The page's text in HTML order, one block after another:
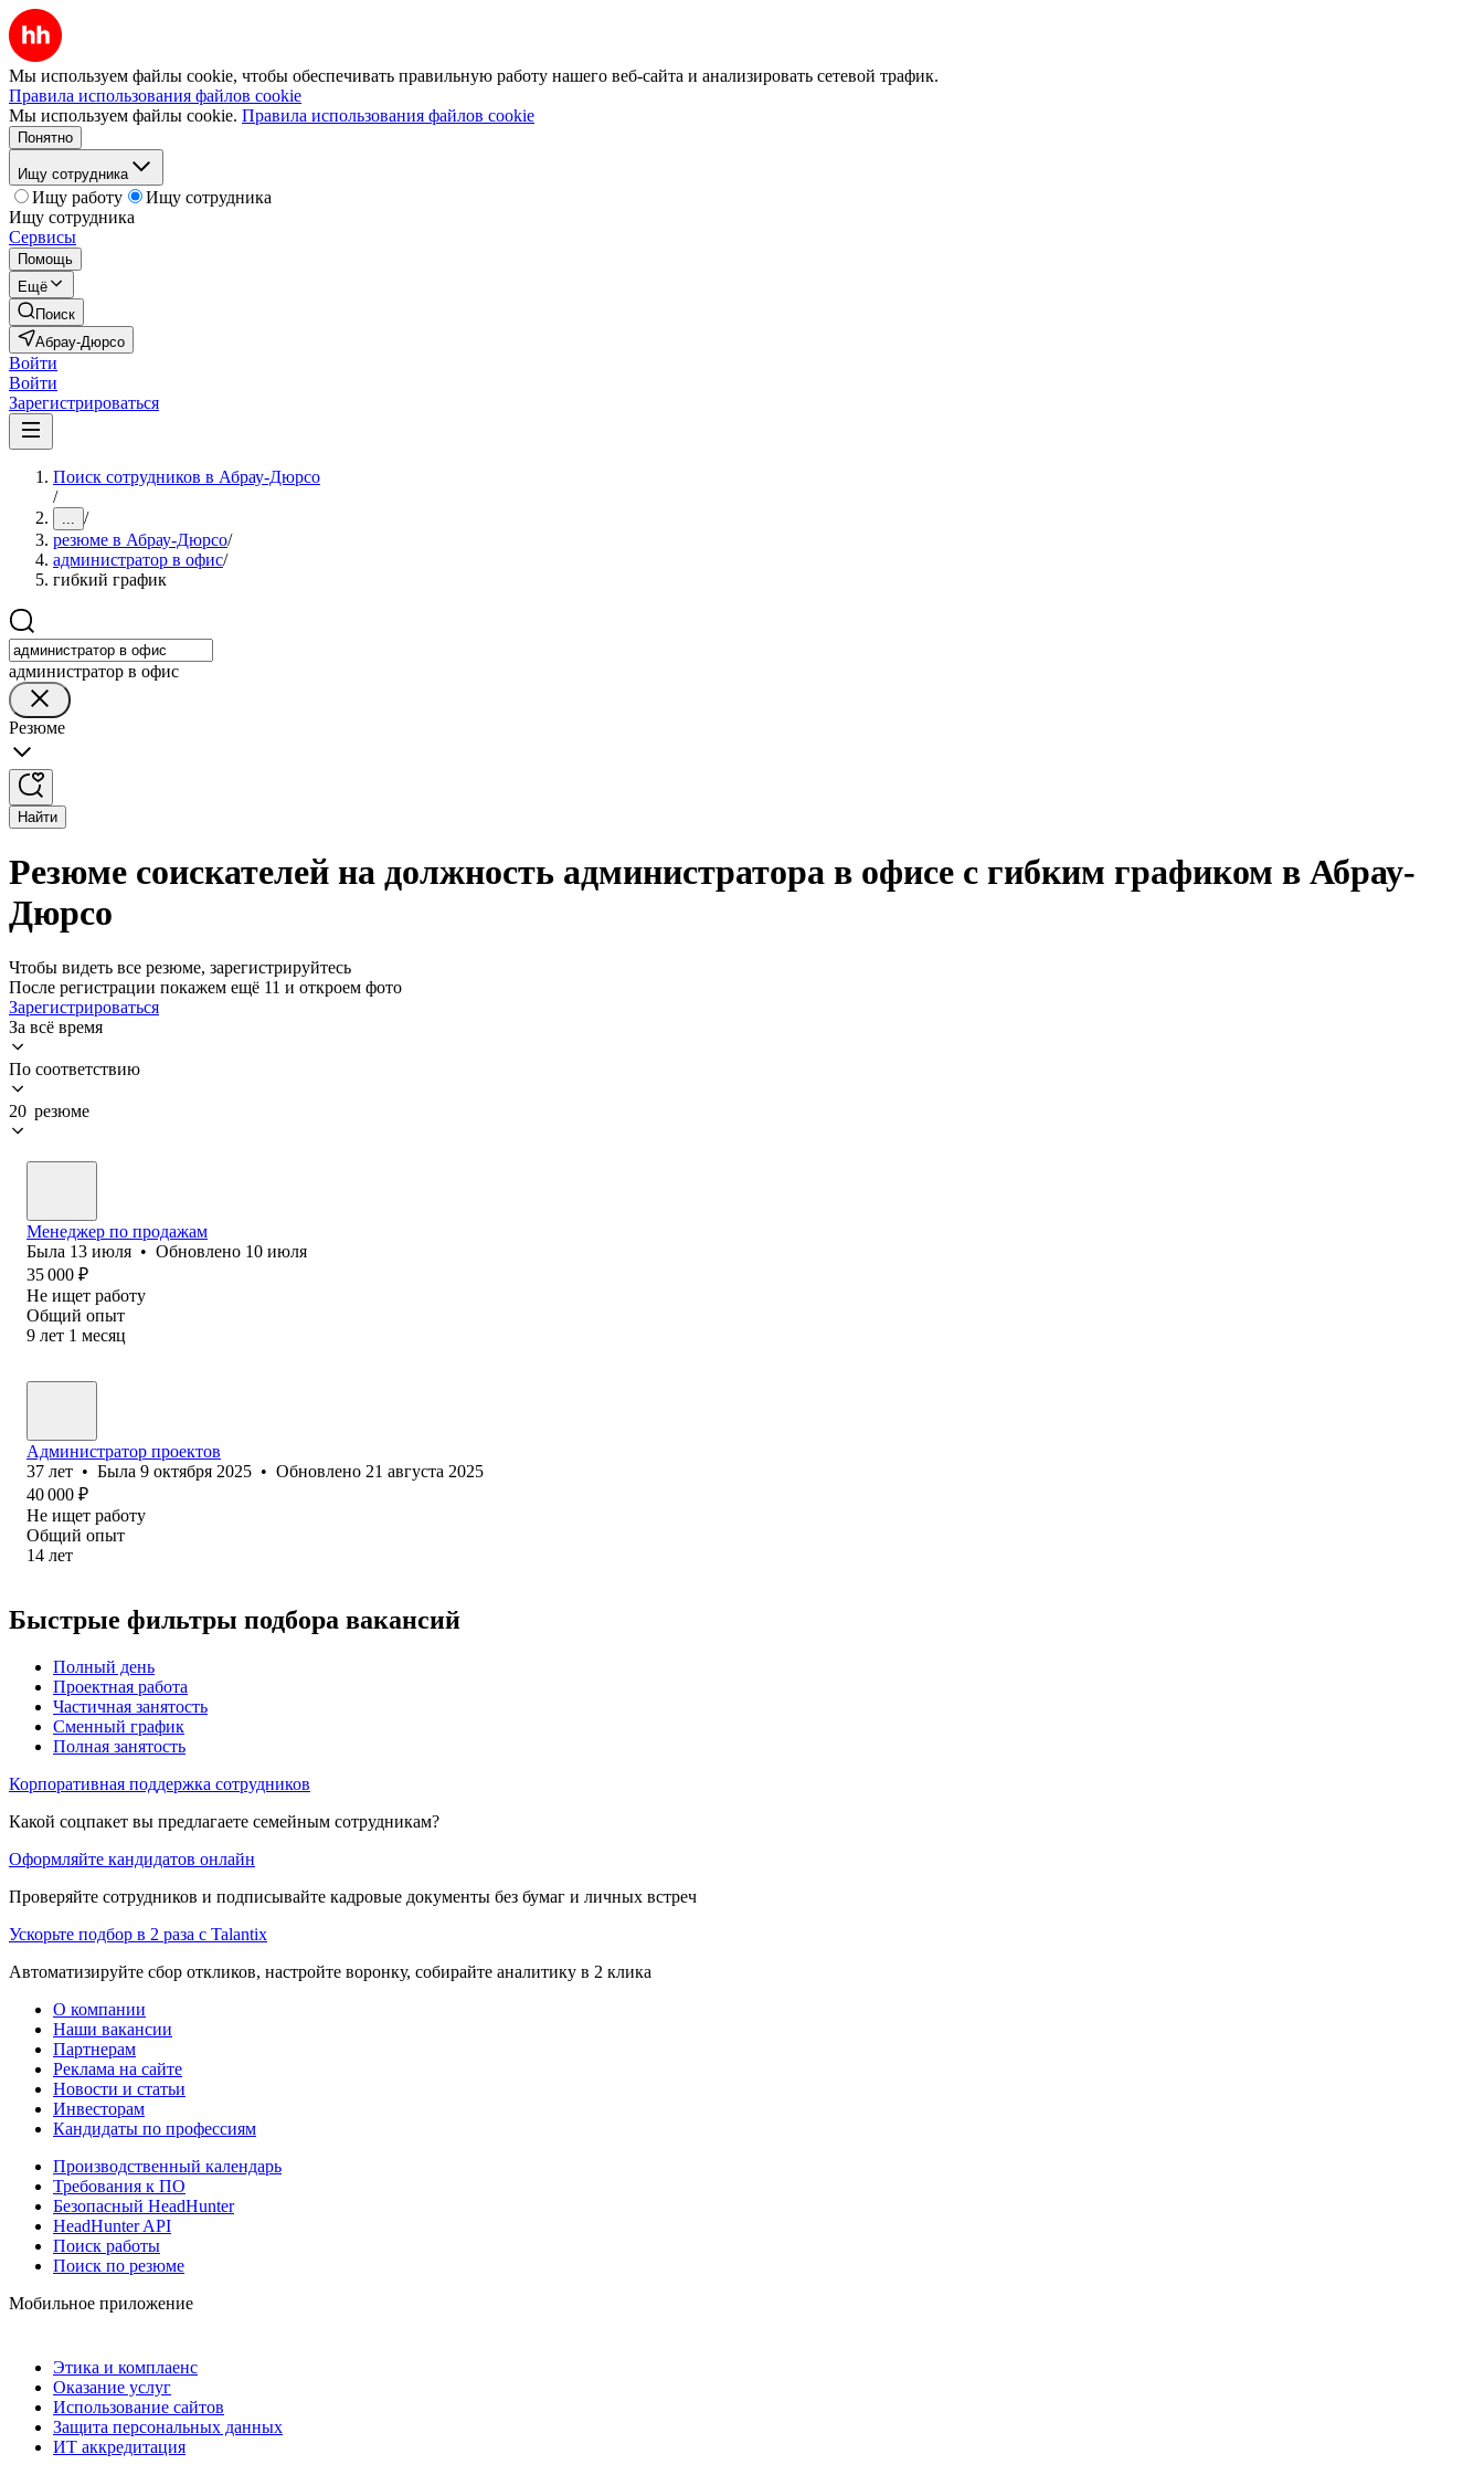
Мы используем файлы cookie, чтобы обеспечивать правильную работу нашего веб-сайта и анализировать сетевой трафик.
Правила использования файлов cookie
Мы используем файлы cookie. Правила использования файлов cookie
Понятно
Ищу сотрудника
Ищу работу
Ищу сотрудника
Ищу сотрудника
Сервисы
Помощь
Ещё
Поиск
Абрау-Дюрсо
Войти
Войти
Зарегистрироваться
Поиск сотрудников в Абрау-Дюрсо
/
... /
резюме в Абрау-Дюрсо/
администратор в офис/
гибкий график
администратор в офис
Резюме
Найти
Резюме соискателей на должность администратора в офисе с гибким графиком в Абрау-
Дюрсо
Чтобы видеть все резюме, зарегистрируйтесь
После регистрации покажем ещё 11 и откроем фото
Зарегистрироваться
За всё время
По соответствию
20 резюме
Менеджер по продажам
Была 13 июля • Обновлено 10 июля
35 000 ₽
Не ищет работу
Общий опыт
9 лет 1 месяц
Администратор проектов
37 лет • Была 9 октября 2025 • Обновлено 21 августа 2025
40 000 ₽
Не ищет работу
Общий опыт
14 лет
Быстрые фильтры подбора вакансий
Полный день
Проектная работа
Частичная занятость
Сменный график
Полная занятость
Корпоративная поддержка сотрудников
Какой соцпакет вы предлагаете семейным сотрудникам?
Оформляйте кандидатов онлайн
Проверяйте сотрудников и подписывайте кадровые документы без бумаг и личных встреч
Ускорьте подбор в 2 раза с Talantix
Автоматизируйте сбор откликов, настройте воронку, собирайте аналитику в 2 клика
О компании
Наши вакансии
Партнерам
Реклама на сайте
Новости и статьи
Инвесторам
Кандидаты по профессиям
Производственный календарь
Требования к ПО
Безопасный HeadHunter
HeadHunter API
Поиск работы
Поиск по резюме
Мобильное приложение
Этика и комплаенс
Оказание услуг
Использование сайтов
Защита персональных данных
ИТ аккредитация